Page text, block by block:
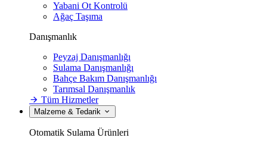
Yabani Ot Kontrolü
Ağaç Taşıma
Danışmanlık
Peyzaj Danışmanlığı
Sulama Danışmanlığı
Bahçe Bakım Danışmanlığı
Tarımsal Danışmanlık
Tüm Hizmetler
Malzeme & Tedarik
Otomatik Sulama Ürünleri